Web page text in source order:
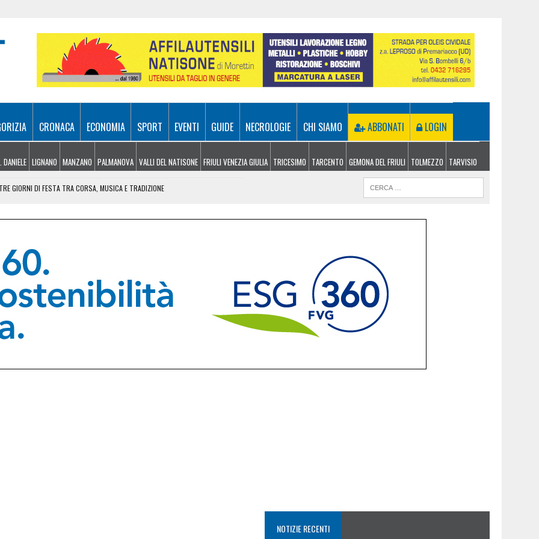
CRONACA ECONOMIA SPORT EVENTI GUIDE NECROLOGIE CHI SIAMO ABBONATI LOGIN
DANIELE LIGNANO MANZANO PALMANOVA VALLI DEL NATISONE FRIULI VENEZIA GIULIA TRICESIMO TARCENTO GEMONA DEL FRIULI TOLMEZZO TARVISIO
GIORNI DI FESTA TRA CORSA, MUSICA E TRADIZIONE
A 10 METRI DA TERRA
INCONTRA LA TECNOLOGIA
NOTIZIE RECENTI